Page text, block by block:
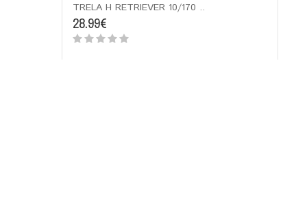
TRELA H RETRIEVER 10/170 ..
28.99€